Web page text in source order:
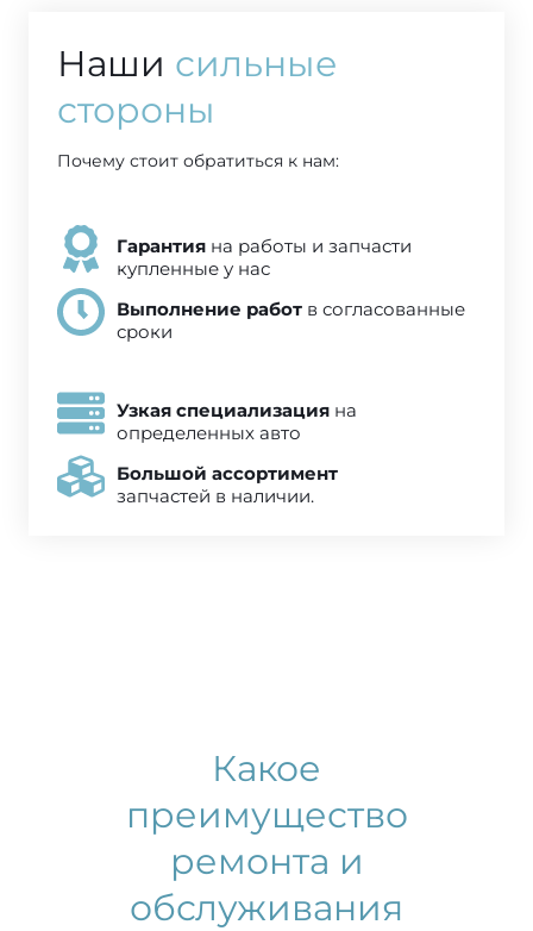
Наши сильные
стороны
Почему стоит обратиться к нам:
Гарантия на работы и запчасти
купленные у нас
Выполнение работ в согласованные
сроки
Узкая специализация на
определенных авто
Большой ассортимент
запчастей в наличии.
Какое
преимущество
ремонта и
обслуживания